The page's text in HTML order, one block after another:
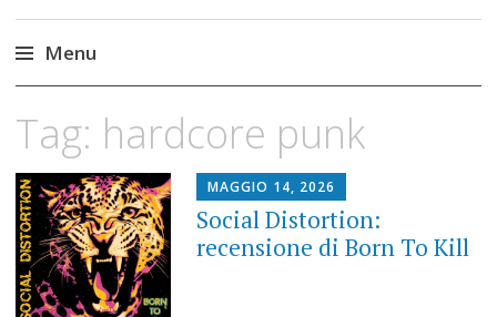
Fotografie ROCK
Menu
content
Tag: hardcore punk
MAGGIO 14, 2026
Social Distortion:
recensione di Born To Kill